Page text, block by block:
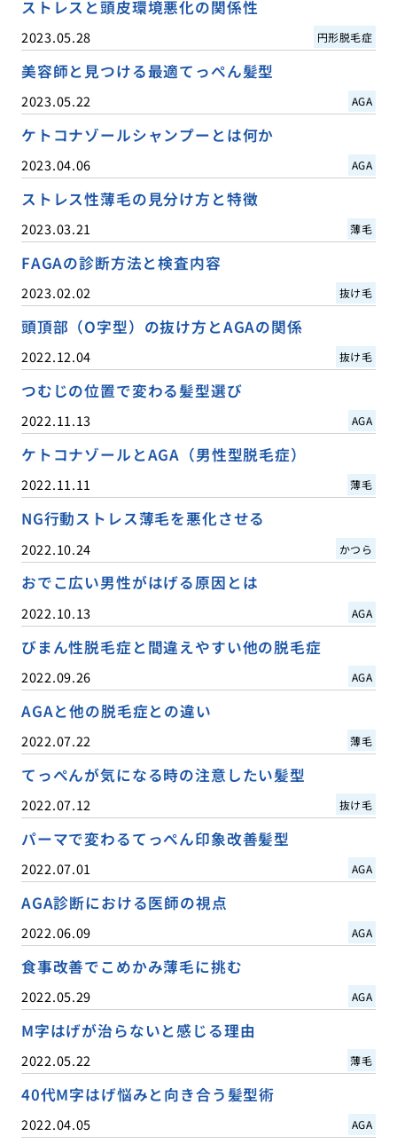
ストレスと頭皮環境悪化の関係性
2023.05.28 円形脱毛症
美容師と見つける最適てっぺん髪型
2023.05.22 AGA
ケトコナゾールシャンプーとは何か
2023.04.06 AGA
ストレス性薄毛の見分け方と特徴
2023.03.21 薄毛
FAGAの診断方法と検査内容
2023.02.02 抜け毛
頭頂部（O字型）の抜け方とAGAの関係
2022.12.04 抜け毛
つむじの位置で変わる髪型選び
2022.11.13 AGA
ケトコナゾールとAGA（男性型脱毛症）
2022.11.11 薄毛
NG行動ストレス薄毛を悪化させる
2022.10.24 かつら
おでこ広い男性がはげる原因とは
2022.10.13 AGA
びまん性脱毛症と間違えやすい他の脱毛症
2022.09.26 AGA
AGAと他の脱毛症との違い
2022.07.22 薄毛
てっぺんが気になる時の注意したい髪型
2022.07.12 抜け毛
パーマで変わるてっぺん印象改善髪型
2022.07.01 AGA
AGA診断における医師の視点
2022.06.09 AGA
食事改善でこめかみ薄毛に挑む
2022.05.29 AGA
M字はげが治らないと感じる理由
2022.05.22 薄毛
40代M字はげ悩みと向き合う髪型術
2022.04.05 AGA